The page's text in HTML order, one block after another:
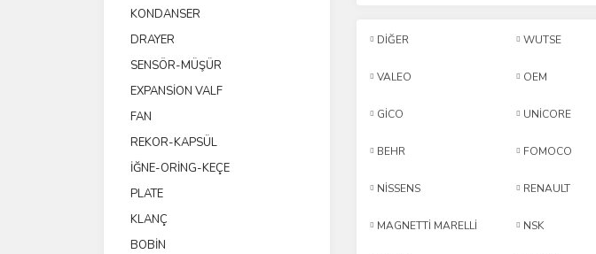
KONDANSER
DRAYER
SENSÖR-MÜŞÜR
EXPANSİON VALF
FAN
REKOR-KAPSÜL
İĞNE-ORİNG-KEÇE
PLATE
KLANÇ
BOBİN
DİĞER WUTSE
VALEO OEM
GİCO UNİCORE
BEHR FOMOCO
NİSSENS RENAULT
MAGNETTİ MARELLİ NSK